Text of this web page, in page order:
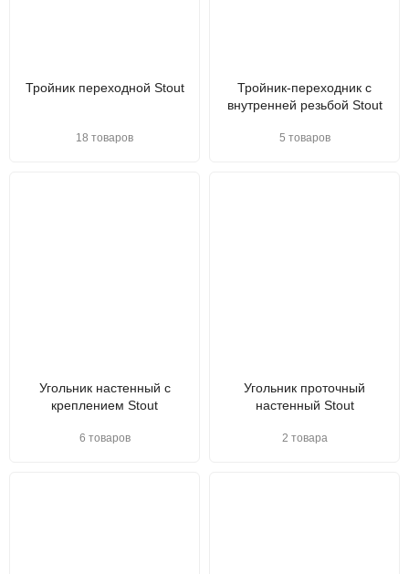
Тройник переходной Stout
18 товаров
Тройник-переходник с
внутренней резьбой Stout
5 товаров
Угольник настенный с
креплением Stout
6 товаров
Угольник проточный
настенный Stout
2 товара